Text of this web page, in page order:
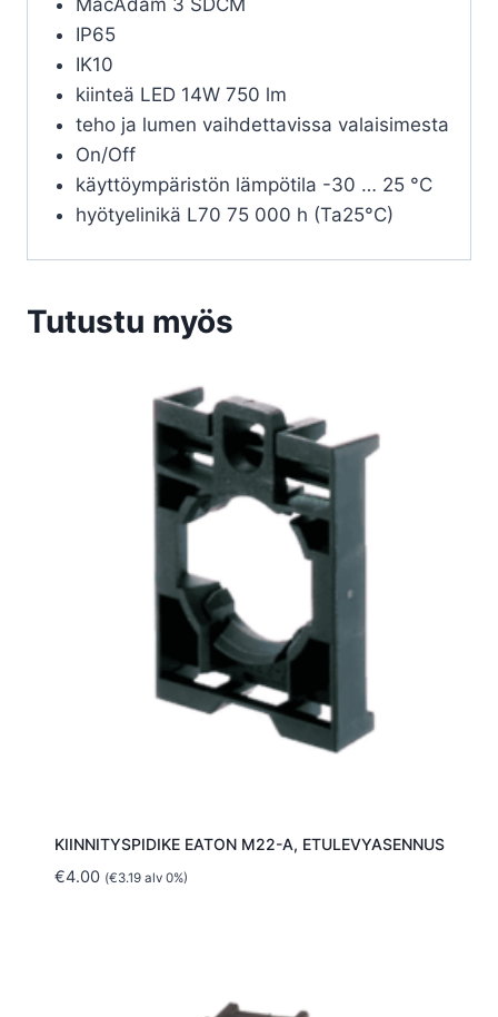
MacAdam 3 SDCM
IP65
IK10
kiinteä LED 14W 750 lm
teho ja lumen vaihdettavissa valaisimesta
On/Off
käyttöympäristön lämpötila -30 … 25 °C
hyötyelinikä L70 75 000 h (Ta25°C)
Tutustu myös
KIINNITYSPIDIKE EATON M22-A, ETULEVYASENNUS
€4.00 (€3.19alv 0%)